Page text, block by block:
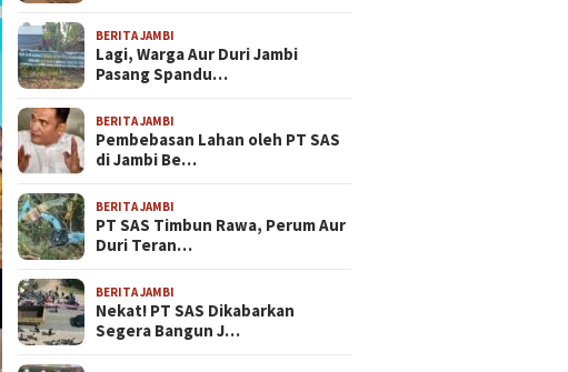
BERITA JAMBI
Lagi, Warga Aur Duri Jambi
Pasang Spandu…
BERITA JAMBI
Pembebasan Lahan oleh PT SAS
di Jambi Be…
BERITA JAMBI
PT SAS Timbun Rawa, Perum Aur
Duri Teran…
BERITA JAMBI
Nekat! PT SAS Dikabarkan
Segera Bangun J…